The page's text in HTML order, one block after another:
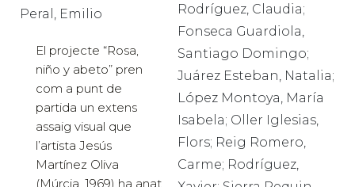
Peral, Emilio
El projecte “Rosa,
niño y abeto” pren
com a punt de
partida un extens
assaig visual que
l’artista Jesús
Martínez Oliva
(Múrcia, 1969) ha anat
Rodríguez, Claudia;
Fonseca Guardiola,
Santiago Domingo;
Juárez Esteban, Natalia;
López Montoya, María
Isabela; Oller Iglesias,
Flors; Reig Romero,
Carme; Rodríguez,